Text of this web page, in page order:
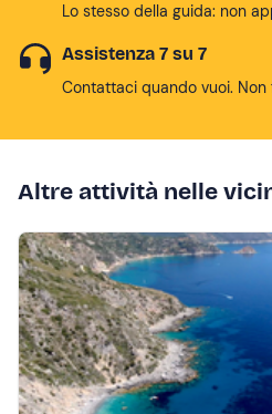
Lo stesso della guida: non
Assistenza 7 su 7
Contattaci quando vuoi.
Altre attività nelle